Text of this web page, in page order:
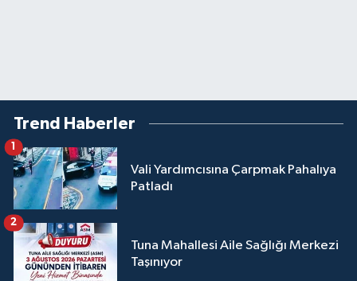
Trend Haberler
Vali Yardımcısına Çarpmak Pahalıya
Patladı
1
Tuna Mahallesi Aile Sağlığı Merkezi
Taşınıyor
2